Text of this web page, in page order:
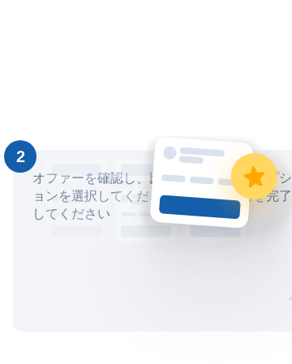
2
オファーを確認し、比較して、最適なオプシ
ョンを選択してください。安全に取引を完了
してください